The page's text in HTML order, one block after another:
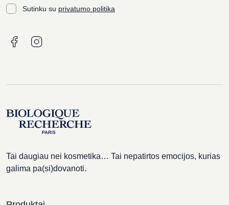
Sutinku su privatumo politika
Tai daugiau nei kosmetika… Tai nepatirtos emocijos, kurias
galima pa(si)dovanoti.